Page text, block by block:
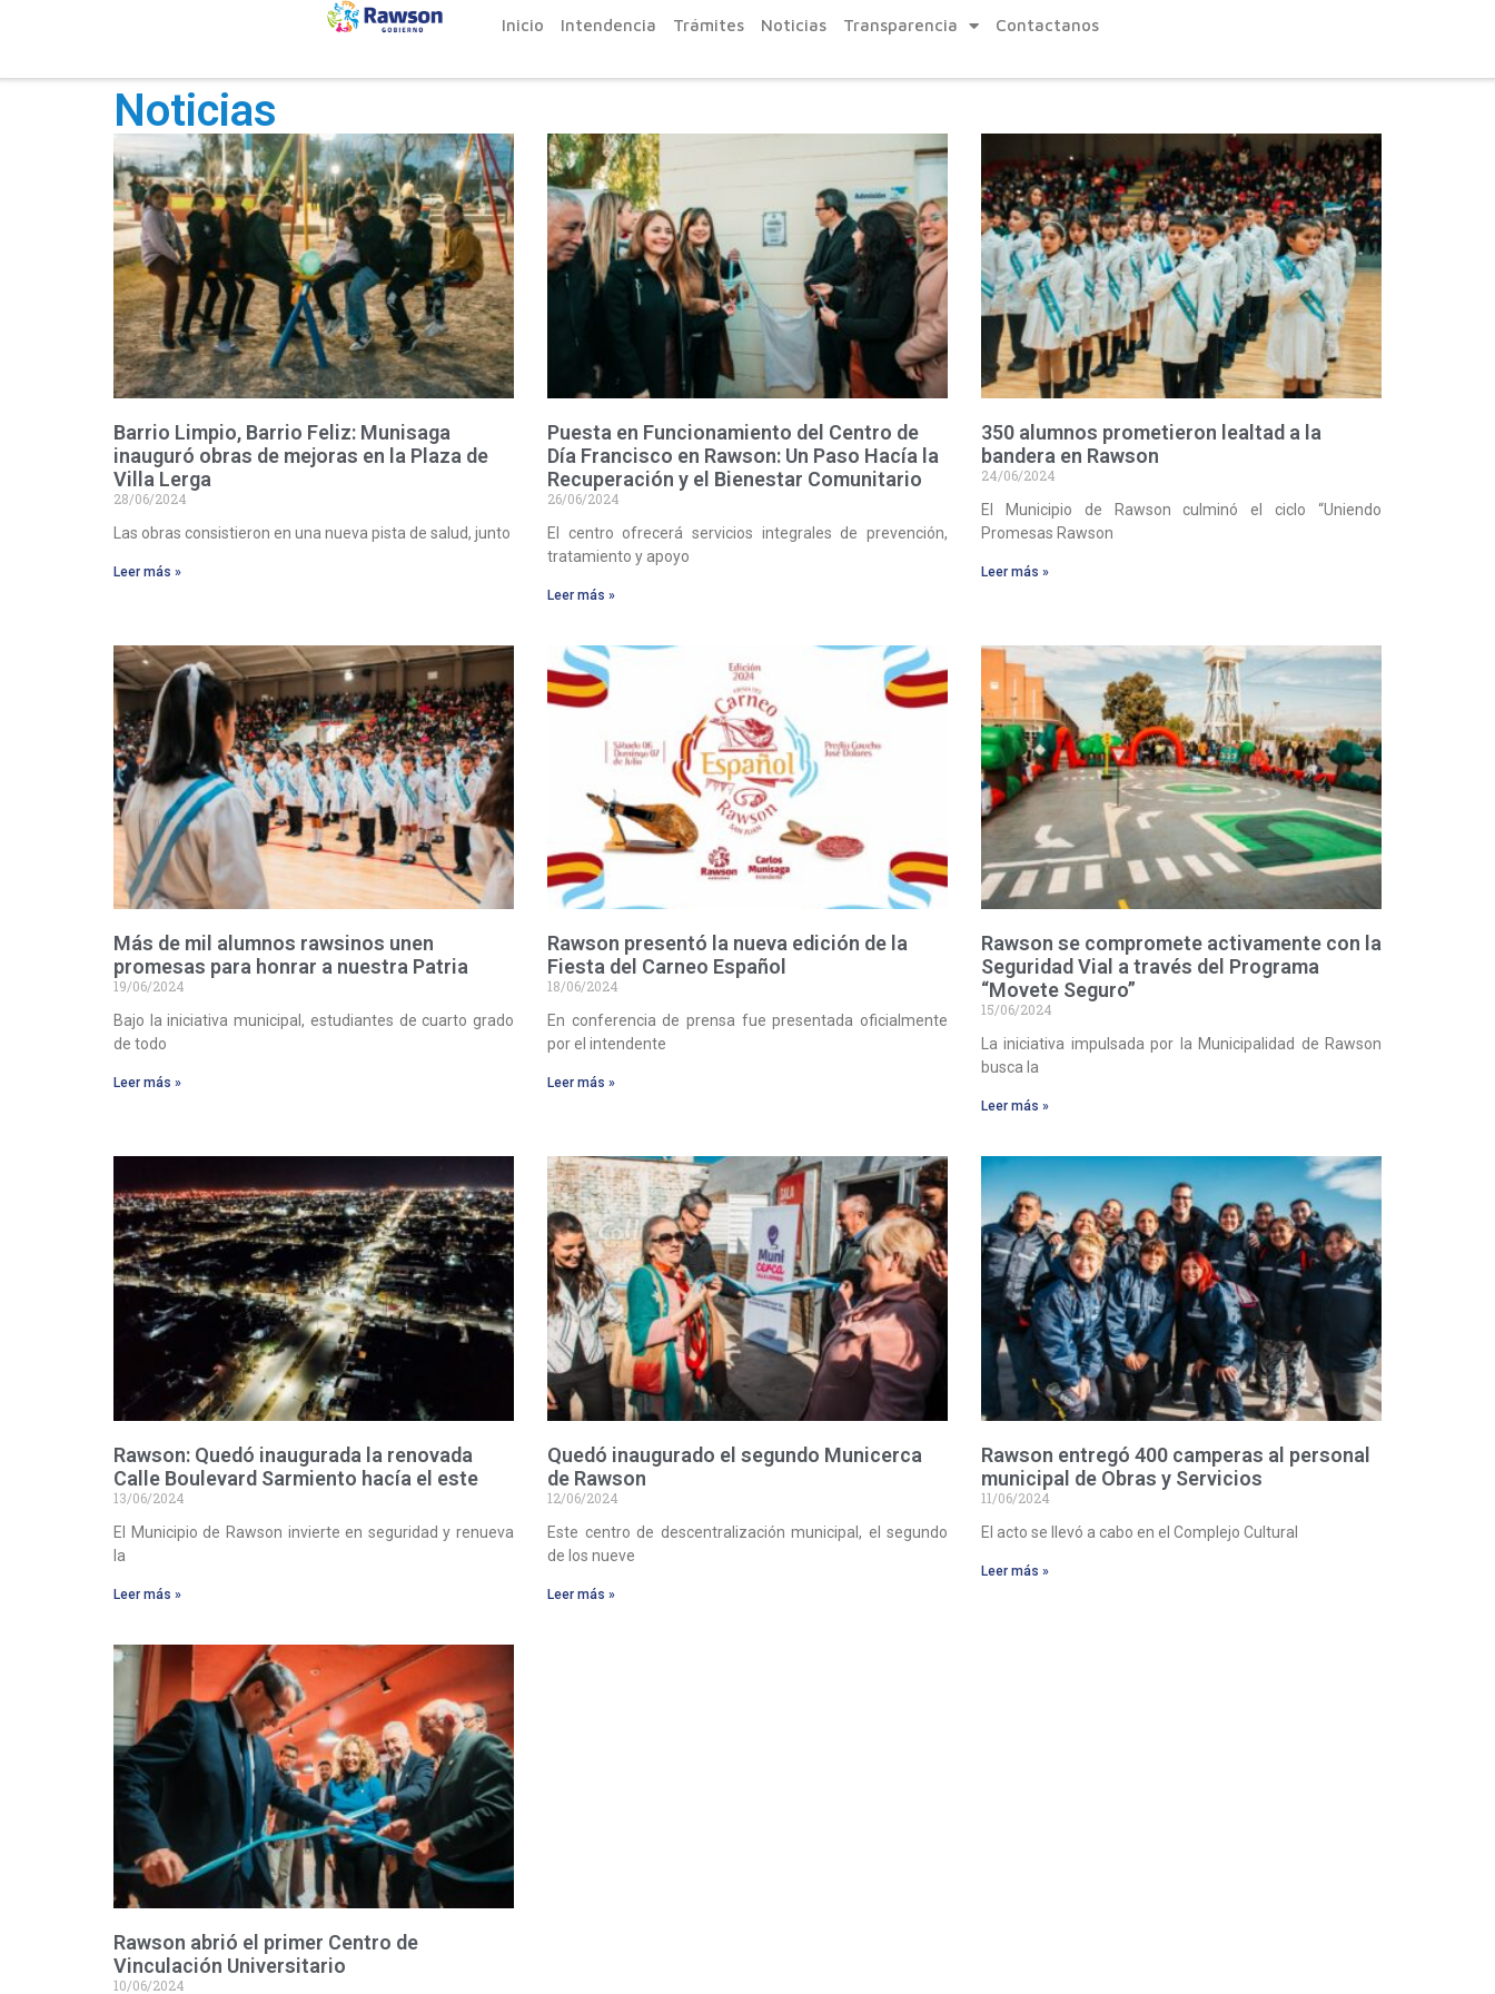
Inicio Intendencia Trámites Noticias Transparencia Contactanos
Noticias
Barrio Limpio, Barrio Feliz: Munisaga
inauguró obras de mejoras en la Plaza de
Villa Lerga
28/06/2024
Las obras consistieron en una nueva pista de salud, junto
Leer más »
Puesta en Funcionamiento del Centro de
Día Francisco en Rawson: Un Paso Hacía la
Recuperación y el Bienestar Comunitario
26/06/2024
El centro ofrecerá servicios integrales de prevención,
tratamiento y apoyo
Leer más »
350 alumnos prometieron lealtad a la
bandera en Rawson
24/06/2024
El Municipio de Rawson culminó el ciclo “Uniendo
Promesas Rawson
Leer más »
Más de mil alumnos rawsinos unen
promesas para honrar a nuestra Patria
19/06/2024
Bajo la iniciativa municipal, estudiantes de cuarto grado
de todo
Leer más »
Rawson presentó la nueva edición de la
Fiesta del Carneo Español
18/06/2024
En conferencia de prensa fue presentada oficialmente
por el intendente
Leer más »
Rawson se compromete activamente con la
Seguridad Vial a través del Programa
“Movete Seguro”
15/06/2024
La iniciativa impulsada por la Municipalidad de Rawson
busca la
Leer más »
Rawson: Quedó inaugurada la renovada
Calle Boulevard Sarmiento hacía el este
13/06/2024
El Municipio de Rawson invierte en seguridad y renueva
la
Leer más »
Quedó inaugurado el segundo Municerca
de Rawson
12/06/2024
Este centro de descentralización municipal, el segundo
de los nueve
Leer más »
Rawson entregó 400 camperas al personal
municipal de Obras y Servicios
11/06/2024
El acto se llevó a cabo en el Complejo Cultural
Leer más »
Rawson abrió el primer Centro de
Vinculación Universitario
10/06/2024